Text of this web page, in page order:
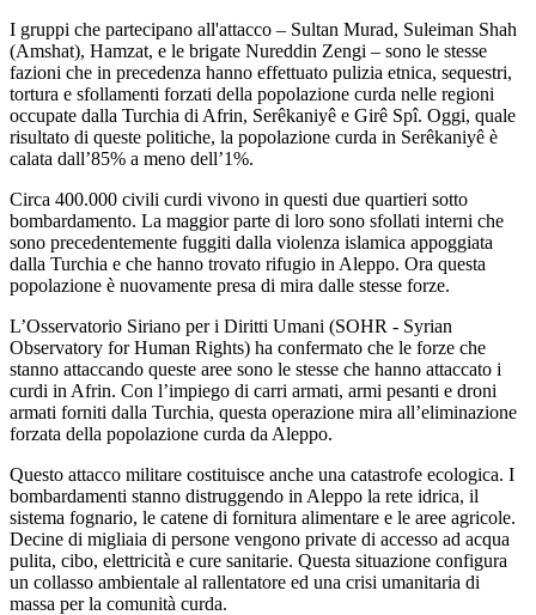
I gruppi che partecipano all'attacco – Sultan Murad, Suleiman Shah
(Amshat), Hamzat, e le brigate Nureddin Zengi – sono le stesse
fazioni che in precedenza hanno effettuato pulizia etnica, sequestri,
tortura e sfollamenti forzati della popolazione curda nelle regioni
occupate dalla Turchia di Afrin, Serêkaniyê e Girê Spî. Oggi, quale
risultato di queste politiche, la popolazione curda in Serêkaniyê è
calata dall’85% a meno dell’1%.
Circa 400.000 civili curdi vivono in questi due quartieri sotto
bombardamento. La maggior parte di loro sono sfollati interni che
sono precedentemente fuggiti dalla violenza islamica appoggiata
dalla Turchia e che hanno trovato rifugio in Aleppo. Ora questa
popolazione è nuovamente presa di mira dalle stesse forze.
L’Osservatorio Siriano per i Diritti Umani (SOHR - Syrian
Observatory for Human Rights) ha confermato che le forze che
stanno attaccando queste aree sono le stesse che hanno attaccato i
curdi in Afrin. Con l’impiego di carri armati, armi pesanti e droni
armati forniti dalla Turchia, questa operazione mira all’eliminazione
forzata della popolazione curda da Aleppo.
Questo attacco militare costituisce anche una catastrofe ecologica. I
bombardamenti stanno distruggendo in Aleppo la rete idrica, il
sistema fognario, le catene di fornitura alimentare e le aree agricole.
Decine di migliaia di persone vengono private di accesso ad acqua
pulita, cibo, elettricità e cure sanitarie. Questa situazione configura
un collasso ambientale al rallentatore ed una crisi umanitaria di
massa per la comunità curda.